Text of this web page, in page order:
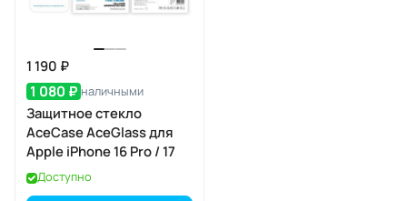
1 190 ₽
1 080 ₽ наличными
Защитное стекло
AceCase AceGlass для
Apple iPhone 16 Pro / 17
Доступно